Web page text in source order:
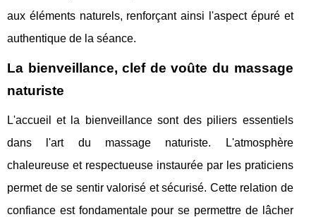
aux éléments naturels, renforçant ainsi l'aspect épuré et
authentique de la séance.
La bienveillance, clef de voûte du massage
naturiste
L'accueil et la bienveillance sont des piliers essentiels
dans l'art du massage naturiste. L'atmosphère
chaleureuse et respectueuse instaurée par les praticiens
permet de se sentir valorisé et sécurisé. Cette relation de
confiance est fondamentale pour se permettre de lâcher